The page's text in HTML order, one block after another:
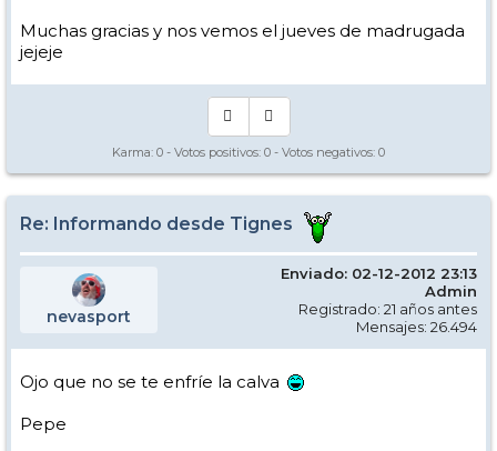
Muchas gracias y nos vemos el jueves de madrugada
jejeje
Karma: 0 - Votos positivos: 0 - Votos negativos: 0
Re: Informando desde Tignes
nevasport
Enviado: 02-12-2012 23:13
Admin
Registrado: 21 años antes
Mensajes: 26.494
Ojo que no se te enfríe la calva
Pepe